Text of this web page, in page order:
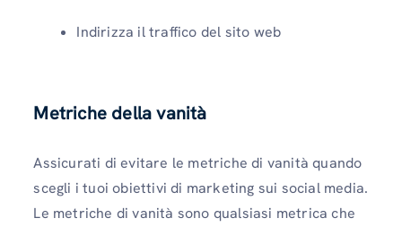
Indirizza il traffico del sito web
Metriche della vanità
Assicurati di evitare le metriche di vanità quando
scegli i tuoi obiettivi di marketing sui social media.
Le metriche di vanità sono qualsiasi metrica che